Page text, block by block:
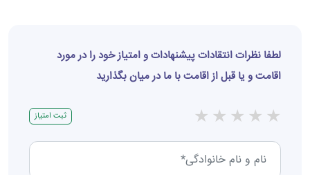
لطفا نظرات انتقادات پیشنهادات و امتیاز خود را در مورد
اقامت و یا قبل از اقامت با ما در میان بگذارید
★
★
★
★
★ ثبت امتیاز